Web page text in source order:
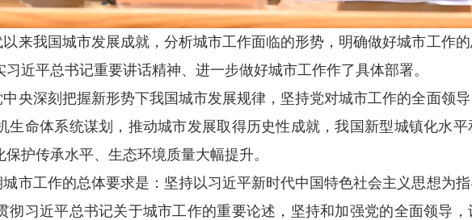
来我国城市发展成就，分析城市工作面临的形势，明确做好城市工作
近平总书记重要讲话精神、进一步做好城市工作作了具体部署。
央深刻把握新形势下我国城市发展规律，坚持党对城市工作的全面领
生命体系统谋划，推动城市发展取得历史性成就，我国新型城镇化水
护传承水平、生态环境质量大幅提升。
市工作的总体要求是：坚持以习近平新时代中国特色社会主义思想为
彻习近平总书记关于城市工作的重要论述，坚持和加强党的全面领导